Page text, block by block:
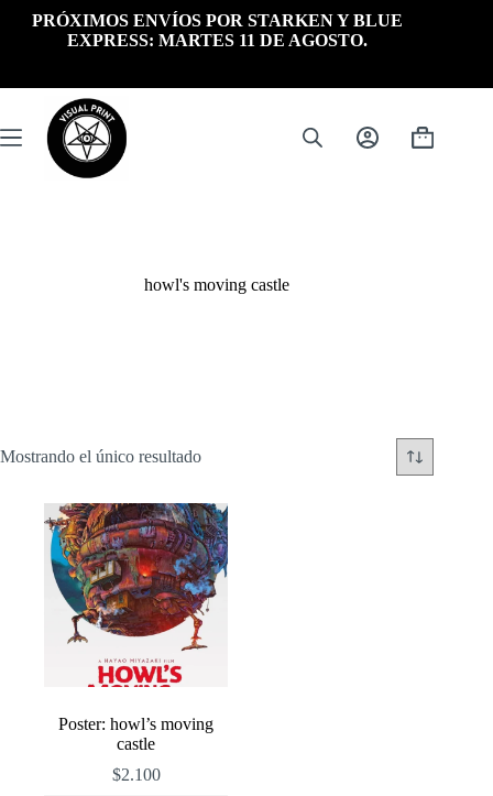
PRÓXIMOS ENVÍOS POR STARKEN Y BLUE
EXPRESS: MARTES 11 DE AGOSTO.
Carrito
howl's moving castle
Mostrando el único resultado
Poster: howl’s moving
castle
$2.100